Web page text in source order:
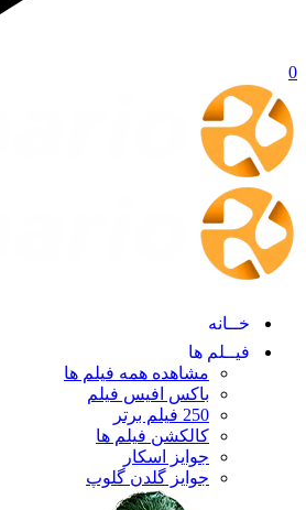
0
خــانه
فیــلم ها
مشاهده همه فیلم ها
باکس افیس فیلم
250 فیلم برتر
کالکشن فیلم ها
جوایز اسکار
جوایز گلدن گلوپ